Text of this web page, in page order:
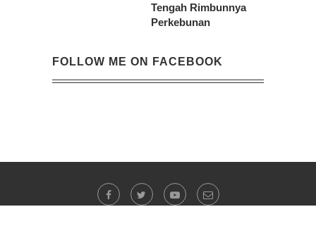
Tengah Rimbunnya
Perkebunan
FOLLOW ME ON FACEBOOK